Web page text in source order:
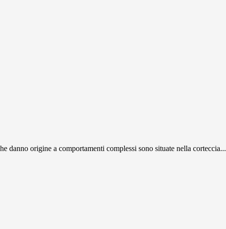
danno origine a comportamenti complessi sono situate nella corteccia...